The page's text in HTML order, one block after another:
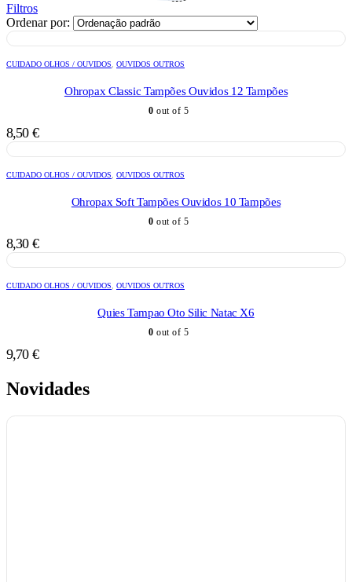
Filtros
Ordenar por:
CUIDADO OLHOS / OUVIDOS OUVIDOS OUTROS
Ohropax Classic Tampões Ouvidos 12 Tampões
0 out of 5
8,50 €
CUIDADO OLHOS / OUVIDOS OUVIDOS OUTROS
Ohropax Soft Tampões Ouvidos 10 Tampões
0 out of 5
8,30 €
CUIDADO OLHOS / OUVIDOS OUVIDOS OUTROS
Quies Tampao Oto Silic Natac X6
0 out of 5
9,70 €
Novidades